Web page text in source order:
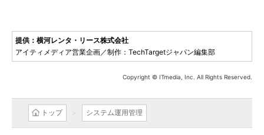
提供：横河レンタ・リース株式会社
アイティメディア営業企画／制作：TechTargetジャパン編集部
Copyright © ITmedia, Inc. All Rights Reserved.
トップ システム運用管理